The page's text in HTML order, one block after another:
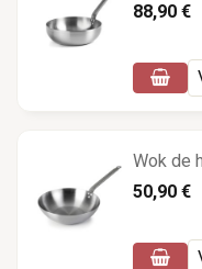
88,90 €
Wok de
50,90 €